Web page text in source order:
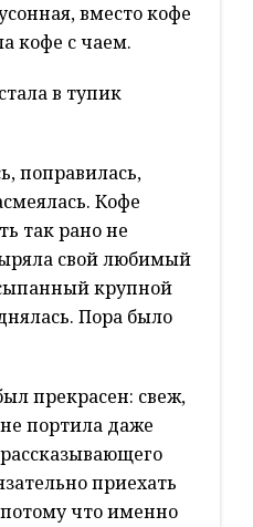
вместо кофе
кофе с чаем.
в тупик
поправилась,
Кофе
так рано не
свой любимый
крупной
Пора было
прекрасен: свеж,
портила даже
приехать
что именно